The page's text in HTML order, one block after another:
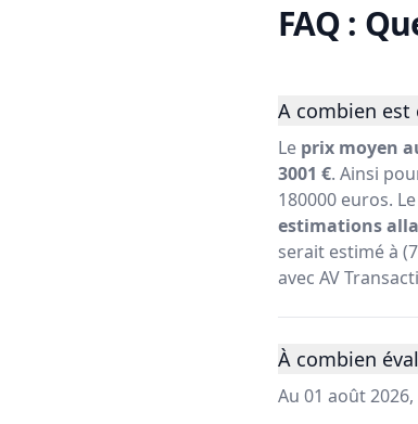
FAQ :
A combien est
Le prix moyen
3001 €. Ainsi
180000 euros. Le
estimations
serait estimé à
avec AV
À combien
Au 01 août